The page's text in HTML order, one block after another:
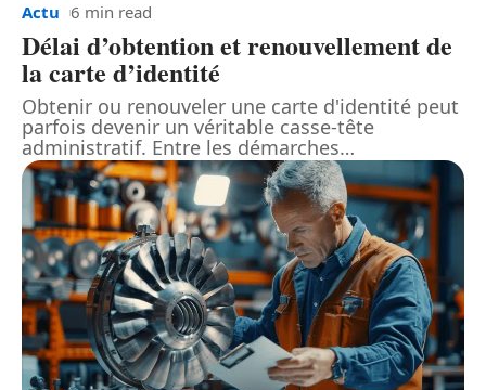
Actu 6 min read
Délai d’obtention et renouvellement de
la carte d’identité
Obtenir ou renouveler une carte d'identité peut
parfois devenir un véritable casse-tête
administratif. Entre les démarches…